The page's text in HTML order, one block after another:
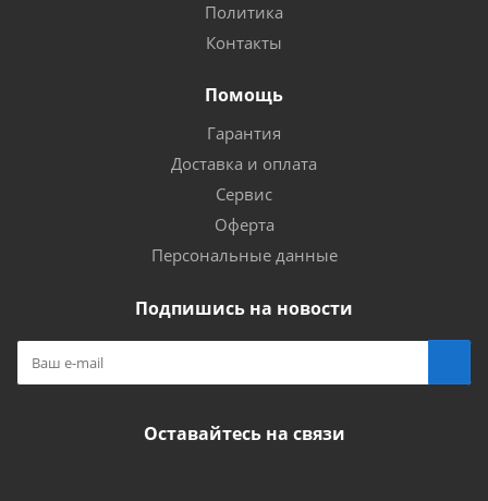
Политика
Контакты
Помощь
Гарантия
Доставка и оплата
Сервис
Оферта
Персональные данные
Подпишись на новости
Оставайтесь на связи